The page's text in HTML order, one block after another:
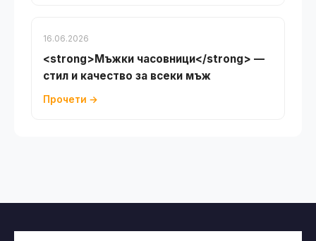
16.06.2026
<strong>Мъжки часовници</strong> —
стил и качество за всеки мъж
Прочети →